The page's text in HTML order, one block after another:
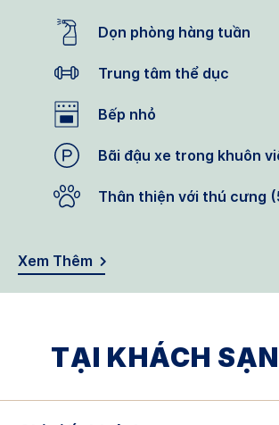
Dọn phòng hàng tuần
Trung tâm thể dục
Bếp nhỏ
Bãi đậu xe trong khuôn
Thân thiện với thú cưng
Xem Thêm
TẠI KHÁCH